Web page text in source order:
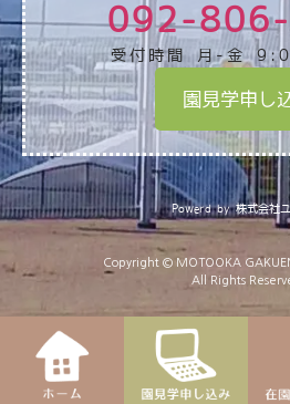
092-
受付時間 月-金
園見学申し
Powerd by 株式会社ユ
Copyright © MOTOOKA GAKUEN
All Rights